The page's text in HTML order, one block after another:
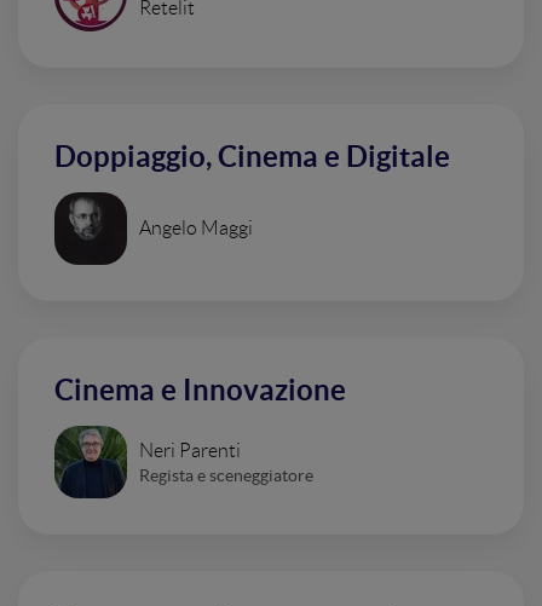
Retelit
Doppiaggio, Cinema e Digitale
Angelo Maggi
Cinema e Innovazione
Neri Parenti
Regista e sceneggiatore